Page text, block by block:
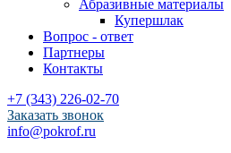
Абразивные материалы
Купершлак
Вопрос - ответ
Партнеры
Контакты
+7 (343) 226-02-70
Заказать звонок
info@pokrof.ru